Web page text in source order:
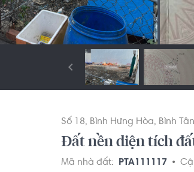
Số 18 Bình Hưng Hòa Bình Tân
Đất nền diện tích
Mã nhà đất: PTA111117